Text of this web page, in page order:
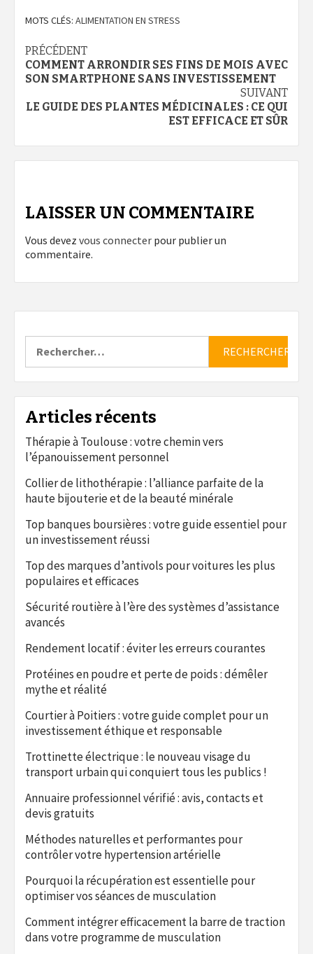
MOTS CLÉS: ALIMENTATION EN STRESS
Navigation
d’article
PRÉCÉDENT
COMMENT ARRONDIR SES FINS DE MOIS AVEC
SON SMARTPHONE SANS INVESTISSEMENT
SUIVANT
LE GUIDE DES PLANTES MÉDICINALES : CE QUI
EST EFFICACE ET SÛR
LAISSER UN COMMENTAIRE
Vous devez vous connecter pour publier un
commentaire.
Articles récents
Thérapie à Toulouse : votre chemin vers
l’épanouissement personnel
Collier de lithothérapie : l’alliance parfaite de la
haute bijouterie et de la beauté minérale
Top banques boursières : votre guide essentiel pour
un investissement réussi
Top des marques d’antivols pour voitures les plus
populaires et efficaces
Sécurité routière à l’ère des systèmes d’assistance
avancés
Rendement locatif : éviter les erreurs courantes
Protéines en poudre et perte de poids : démêler
mythe et réalité
Courtier à Poitiers : votre guide complet pour un
investissement éthique et responsable
Trottinette électrique : le nouveau visage du
transport urbain qui conquiert tous les publics !
Annuaire professionnel vérifié : avis, contacts et
devis gratuits
Méthodes naturelles et performantes pour
contrôler votre hypertension artérielle
Pourquoi la récupération est essentielle pour
optimiser vos séances de musculation
Comment intégrer efficacement la barre de traction
dans votre programme de musculation